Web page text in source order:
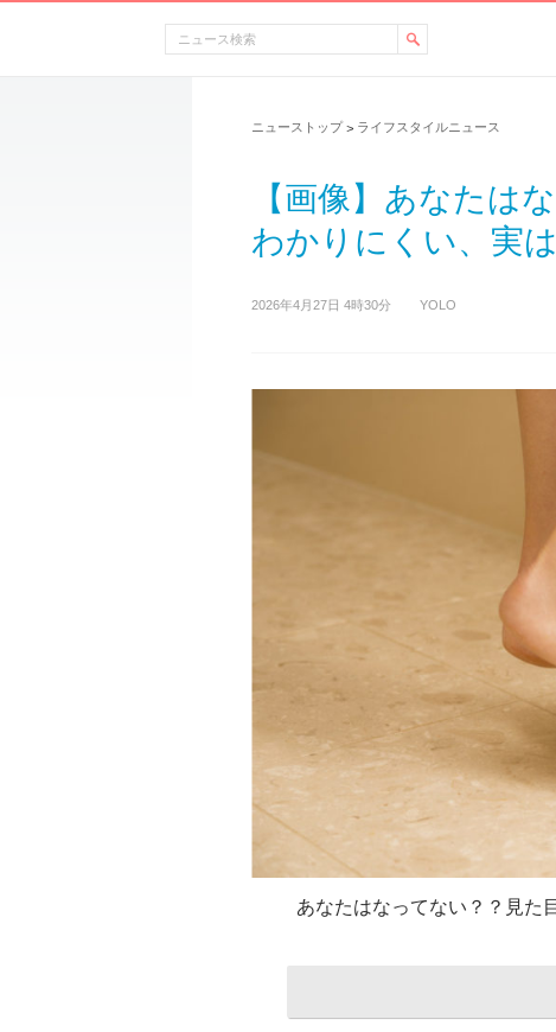
ニューストップ > ライフスタイルニュース
【画像】あなたは
わかりにくい、実
2026年4月27日 4時30分 YOLO
あなたはなってない？？見た